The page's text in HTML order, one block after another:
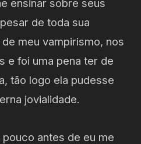
ensinar sobre seus
de toda sua
meu vampirismo, nos
e foi uma pena ter de
tão logo ela pudesse
jovialidade.
antes de eu me